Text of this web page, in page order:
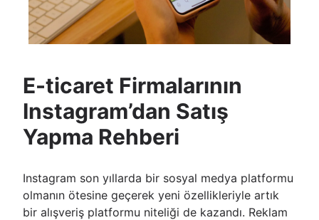
E-ticaret Firmalarının
Instagram’dan Satış
Yapma Rehberi
Instagram son yıllarda bir sosyal medya platformu
olmanın ötesine geçerek yeni özellikleriyle artık
bir alışveriş platformu niteliği de kazandı. Reklam